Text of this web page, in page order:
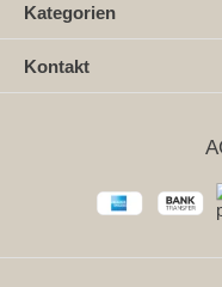
Kategorien
Kontakt